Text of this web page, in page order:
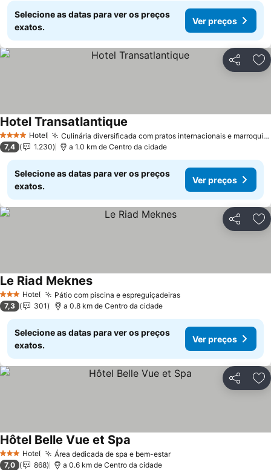
Selecione as datas para ver os preços
exatos.
Ver preços
Partilhar
4 EstrelasHotel Culinária diversificada com pratos internacionais e marroquinos
Hotel Transatlantique
7,4 1.230 a 1.0 km de Centro da cidade
Selecione as datas para ver os preços
exatos.
Ver preços
Partilhar
3 EstrelasHotel Pátio com piscina e espreguiçadeirasVer preços
Le Riad MeknesVer preços
7,3 301 a 0.8 km de Centro da cidade
Selecione as datas para ver os preços
exatos.
Ver preços
Partilhar
3 EstrelasHotel Área dedicada de spa e bem-estarVer preços
Hôtel Belle Vue et Spa
7,0 868 a 0.6 km de Centro da cidade